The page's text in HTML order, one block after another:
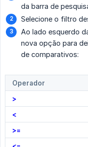
da barra de
Selecione o filtro
Ao lado esquerdo
nova opção para
de comparativos:
Operador
>
<
>=